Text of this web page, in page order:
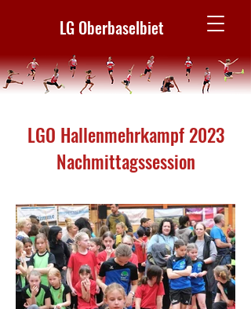
LG Oberbaselbiet
LGO Hallenmehrkampf 2023
Nachmittagssession